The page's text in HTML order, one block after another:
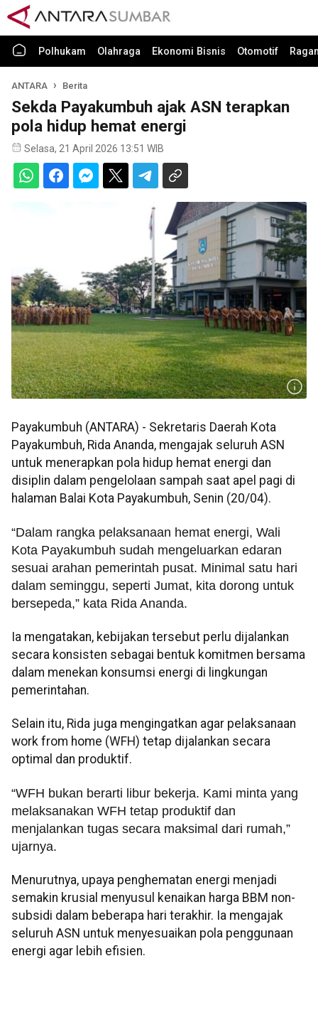
Polhukam Olahraga Ekonomi Bisnis Otomotif
ANTARA Berita
Sekda Payakumbuh ajak ASN terapkan
pola hidup hemat energi
Selasa, 21 April 2026 13:51 WIB
Payakumbuh (ANTARA) - Sekretaris Daerah Kota
Payakumbuh, Rida Ananda, mengajak seluruh ASN
untuk menerapkan pola hidup hemat energi dan
disiplin dalam pengelolaan sampah saat apel pagi di
halaman Balai Kota Payakumbuh, Senin (20/04).
“Dalam rangka pelaksanaan hemat energi, Wali
Kota Payakumbuh sudah mengeluarkan edaran
sesuai arahan pemerintah pusat. Minimal satu hari
dalam seminggu, seperti Jumat, kita dorong untuk
bersepeda,” kata Rida Ananda.
Ia mengatakan, kebijakan tersebut perlu dijalankan
secara konsisten sebagai bentuk komitmen bersama
dalam menekan konsumsi energi di lingkungan
pemerintahan.
Selain itu, Rida juga mengingatkan agar pelaksanaan
work from home (WFH) tetap dijalankan secara
optimal dan produktif.
“WFH bukan berarti libur bekerja. Kami minta yang
melaksanakan WFH tetap produktif dan
menjalankan tugas secara maksimal dari rumah,”
ujarnya.
Menurutnya, upaya penghematan energi menjadi
semakin krusial menyusul kenaikan harga BBM non-
subsidi dalam beberapa hari terakhir. Ia mengajak
seluruh ASN untuk menyesuaikan pola penggunaan
energi agar lebih efisien.